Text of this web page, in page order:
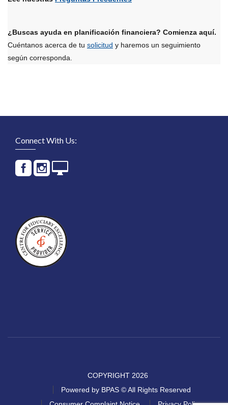
¿Buscas ayuda en planificación financiera? Comienza aquí.
Cuéntanos acerca de tu solicitud y haremos un seguimiento
según corresponda.
Connect With Us:
COPYRIGHT 2026
Powered by BPAS © All Rights Reserved